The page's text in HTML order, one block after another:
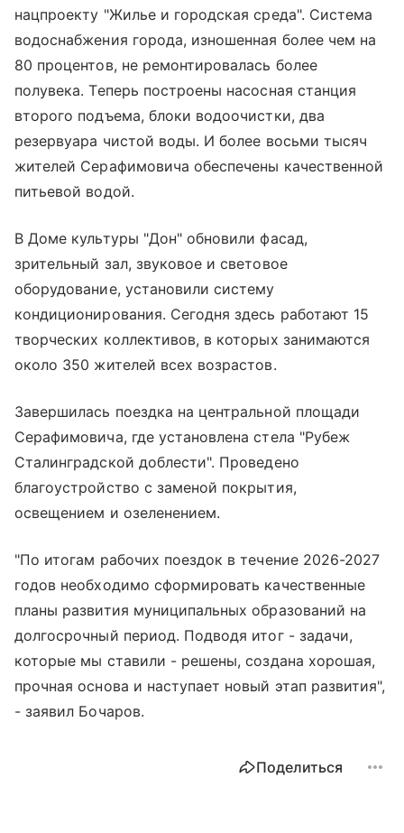
нацпроекту "Жилье и городская среда". Система
водоснабжения города, изношенная более чем на
80 процентов, не ремонтировалась более
полувека. Теперь построены насосная станция
второго подъема, блоки водоочистки, два
резервуара чистой воды. И более восьми тысяч
жителей Серафимовича обеспечены качественной
питьевой водой.
В Доме культуры "Дон" обновили фасад,
зрительный зал, звуковое и световое
оборудование, установили систему
кондиционирования. Сегодня здесь работают 15
творческих коллективов, в которых занимаются
около 350 жителей всех возрастов.
Завершилась поездка на центральной площади
Серафимовича, где установлена стела "Рубеж
Сталинградской доблести". Проведено
благоустройство с заменой покрытия,
освещением и озеленением.
"По итогам рабочих поездок в течение 2026-2027
годов необходимо сформировать качественные
планы развития муниципальных образований на
долгосрочный период. Подводя итог - задачи,
которые мы ставили - решены, создана хорошая,
прочная основа и наступает новый этап развития",
- заявил Бочаров.
Поделиться